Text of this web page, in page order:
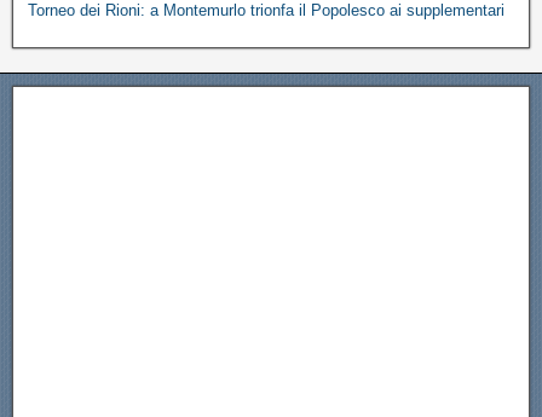
Torneo dei Rioni: a Montemurlo trionfa il Popolesco ai supplementari